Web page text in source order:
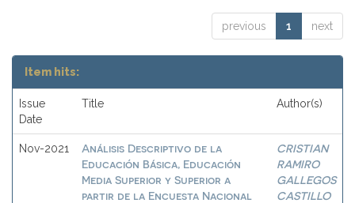
previous 1 next
Item hits:
Issue
Date
Title Author(s)
Nov-2021
Análisis Descriptivo de la
Educación Básica, Educación
Media Superior y Superior a
partir de la Encuesta Nacional
CRISTIAN
RAMIRO
GALLEGOS
CASTILLO